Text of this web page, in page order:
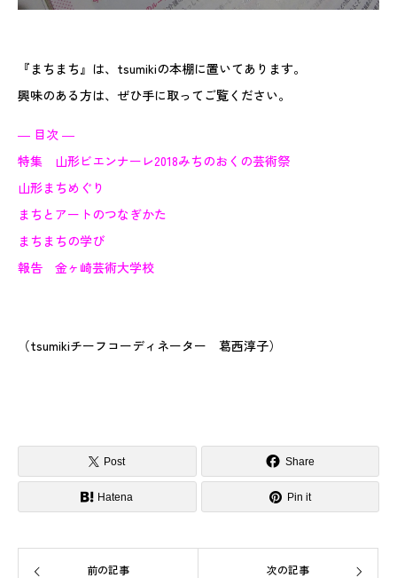
『まちまち』は、tsumikiの本棚に置いてあります。
興味のある方は、ぜひ手に取ってご覧ください。
― 目次 ―
特集 山形ビエンナーレ2018みちのおくの芸術祭
山形まちめぐり
まちとアートのつなぎかた
まちまちの学び
報告 金ヶ崎芸術大学校
（tsumikiチーフコーディネーター 葛西淳子）
Post Share
Hatena Pin it
前の記事 次の記事